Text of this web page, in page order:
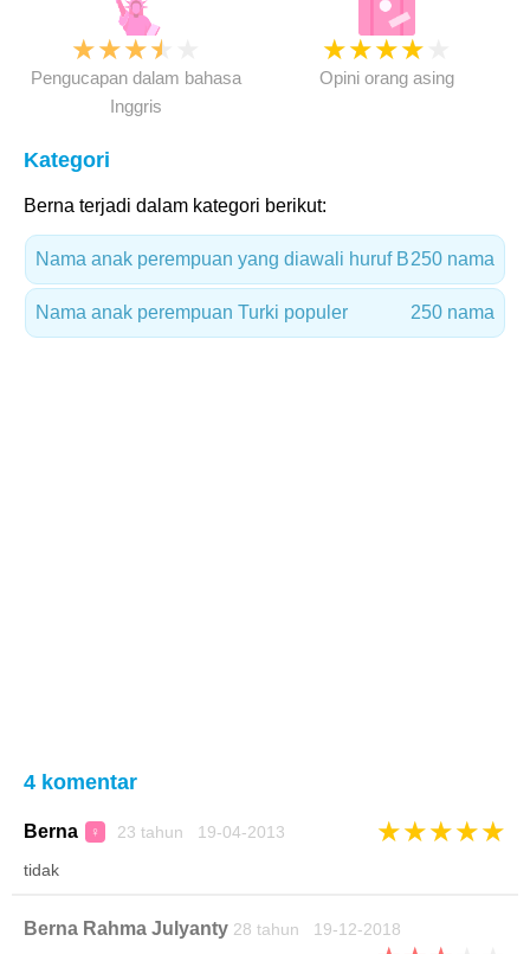
★★★★
Pengucapan dalam bahasa
Inggris
★★★★
Opini orang asing
Kategori
Berna terjadi dalam kategori berikut:
Nama anak perempuan yang diawali huruf B250 nama
Nama anak perempuan Turki populer 250 nama
4 komentar
Berna ♀ 23 tahun 19-04-2013 ★★★★★
tidak
Berna Rahma Julyanty 28 tahun 19-12-2018